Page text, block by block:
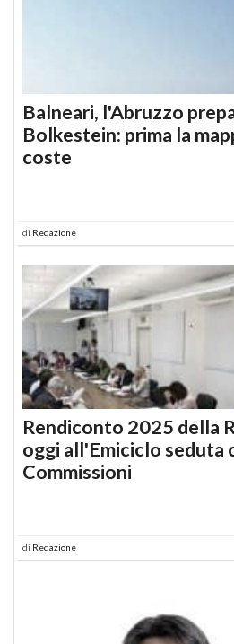
Balneari, l'Abruzzo
Bolkestein: prima la
coste
di Redazione
Rendiconto 2025 della
oggi all'Emiciclo seduta
Commissioni
di Redazione